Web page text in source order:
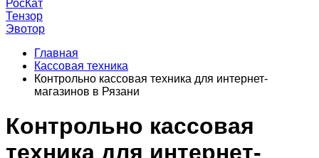
РосКат
Тензор
Эвотор
Главная
Кассовая техника
Контрольно кассовая техника для интернет-
магазинов в Рязани
Контрольно кассовая
техника для интернет-